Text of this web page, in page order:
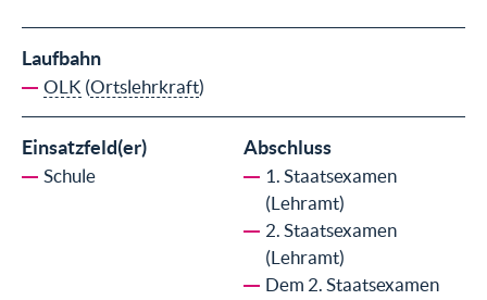
Laufbahn
OLK (Ortslehrkraft)
Einsatzfeld(er)
Schule
Abschluss
1. Staatsexamen
(Lehramt)
2. Staatsexamen
(Lehramt)
Dem 2. Staatsexamen